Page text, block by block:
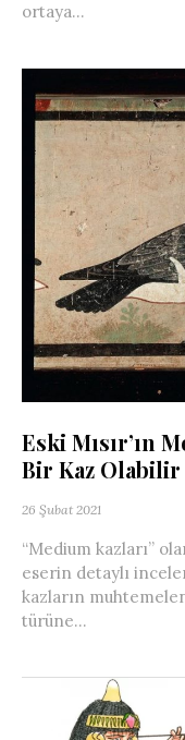
ortaya...
Eski Mısır’ın
Bir Kaz Olabilir
26 Şubat 2021
“Medium kazları”
eserin detaylı
kazların
türüne...